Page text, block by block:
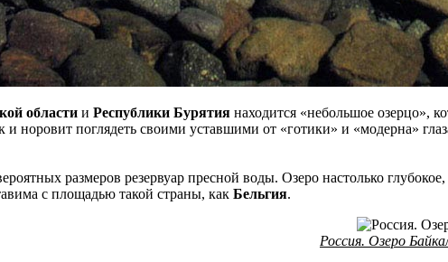
области и Республики Бурятия находится «небольшое озерцо»,
норовит поглядеть своими уставшими от «готики» и «модерна»
размеров резервуар пресной воды. Озеро настолько
с площадью такой страны, как Бельгия.
Россия. Озеро